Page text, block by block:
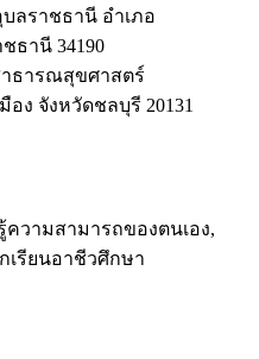
ลราชธานี อำเภอ
ธานี 34190
ธารณสุขศาสตร์
ง จังหวัดชลบุรี 20131
วามสามารถของตนเอง,
เรียนอาชีวศึกษา